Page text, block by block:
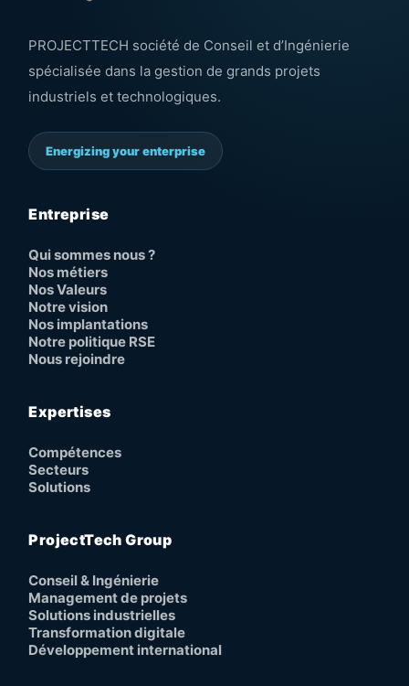
PROJECTTECH société de Conseil et d’Ingénierie
spécialisée dans la gestion de grands projets
industriels et technologiques.
Energizing your enterprise
Entreprise
Qui sommes nous ?
Nos métiers
Nos Valeurs
Notre vision
Nos implantations
Notre politique RSE
Nous rejoindre
Expertises
Compétences
Secteurs
Solutions
ProjectTech Group
Conseil & Ingénierie
Management de projets
Solutions industrielles
Transformation digitale
Développement international